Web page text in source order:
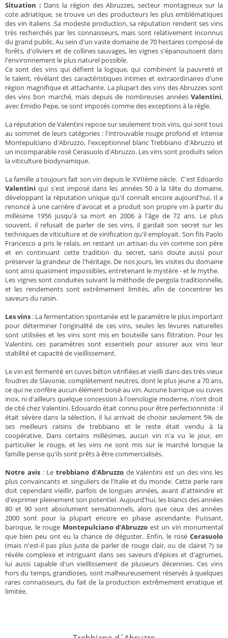
Situation : Dans la région des Abruzzes, secteur montagneux sur la
cote adriatique, se trouve un des producteurs les plus emblématiques
des vin italiens .Sa modeste production, sa réputation rendent ses vins
très recherchés par les connaisseurs, mais sont relativement inconnus
du grand public. Au sein d'un vaste domaine de 70 hectares composé de
forêts, d'oliviers et de collines sauvages, les vignes s'épanouissent dans
l'environnement le plus naturel possible.
Ce sont des vins qui défient la logique, qui combinent la pauvreté et
le talent, révélant des caractéristiques intimes et extraordinaires d'une
région magnifique et attachante. La plupart des vins des Abruzzes sont
des vins bon marché, mais depuis de nombreuses années Valentini,
avec Emidio Pepe, se sont imposés comme des exceptions à la règle.
La réputation de Valentini repose sur seulement trois vins, qui sont tous
au sommet de leurs catégories : l'introuvable rouge profond et intense
Montepulciano d'Abruzzo, l'exceptionnel blanc Trebbiano d'Abruzzo et
un incomparable rosé Cerasuolo d'Abruzzo. Les vins sont produits selon
la viticulture biodynamique.
La famille a toujours fait son vin depuis le XVIIème siècle. C'est Edoardo
Valentiniqui s'est imposé dans les années 50 à la tête du domaine,
développant la réputation unique qu'il connaît encore aujourd'hui. Il a
renoncé à une carrière d'avocat et a produit son propre vin à partir du
millésime 1956 jusqu'à sa mort en 2006 à l'âge de 72 ans. Le plus
souvent, il refusait de parler de ses vins, il gardait son secret sur les
techniques de viticulture et de vinification qu'il employait. Son fils Paolo
Francesco a pris le relais, en restant un artisan du vin comme son père
et en continuant cette tradition du secret, sans doute aussi pour
préserver la grandeur de l'héritage. De nos jours, les visites du domaine
sont ainsi quasiment impossibles, entretenant le mystère - et le mythe.
Les vignes sont conduites suivant la méthode de pergola traditionnelle,
et les rendements sont extrêmement limités, afin de concentrer les
saveurs du raisin.
Les vins : La fermentation spontanée est le paramètre le plus important
pour déterminer l'originalité de ces vins, seules les levures naturelles
sont utilisées et les vins sont mis en bouteille sans flitration. Pour les
Valentini, ces paramètres sont essentiels pour assurer aux vins leur
stabilité et capacité de vieillissement.
Le vin est fermenté en cuves béton vitrifiées et vieilli dans des très vieux
foudres de Slavonie, complètement neutres, dont le plus jeune a 70 ans,
ce qui ne confère aucun élément boisé au vin. Aucune barrique ou cuves
inox, ni d'ailleurs quelque concession à l'oenologie moderne, n'ont droit
de cité chez Valentini. Edouardo était connu pour être perfectionniste : il
était sévère dans la sélection, il lui arrivait de choisir seulement 5% de
ses meilleurs raisins de trebbiano et le reste était vendu à la
coopérative. Dans certains millésimes, aucun vin n'a vu le jour, en
particulier le rouge, et les vins ne sont mis sur le marché lorsque la
famille pense qu'ils sont prêts à être commercialisés.
Notre avis : Le trebbiano d'Abruzzode Valentini est un des vins les
plus convaincants et singuliers de l'Italie et du monde. Cette perle rare
doit cependant vieillir, parfois de longues années, avant d'atteindre et
d'exprimer pleinement son potentiel. Aujourd'hui, les blancs des années
80 et 90 sont absolument sensationnels, alors que ceux des années
2000 sont pour la plupart encore en phase ascendante. Puissant,
baroque, le rouge Montepulciano d'Abruzzo est un vin monumental
que bien peu ont eu la chance de déguster. Enfin, le rosé Cerasuolo
(mais n'est-il pas plus juste de parler de rouge clair, ou de clairet ?) se
révèle complexe et intriguant dans ses saveurs d'épices et d'agrumes,
lui aussi capable d'un vieillissement de plusieurs décennies. Ces vins
hors du temps, grandioses, sont malheureusement réservés à quelques
rares connaisseurs, du fait de la production extrêmement erratique et
limitée.